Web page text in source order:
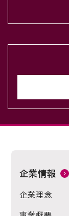
企業情報
企業理念